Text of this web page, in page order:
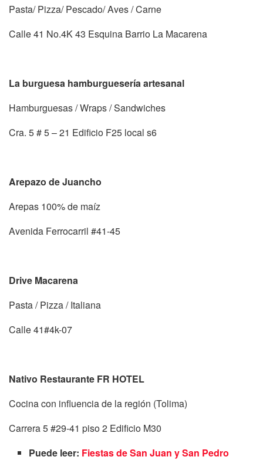
Pasta/ Pizza/ Pescado/ Aves / Carne
Calle 41 No.4K 43 Esquina Barrio La Macarena
La burguesa hamburguesería artesanal
Hamburguesas / Wraps / Sandwiches
Cra. 5 # 5 – 21 Edificio F25 local s6
Arepazo de Juancho
Arepas 100% de maíz
Avenida Ferrocarril #41-45
Drive Macarena
Pasta / Pizza / Italiana
Calle 41#4k-07
Nativo Restaurante FR HOTEL
Cocina con influencia de la región (Tolima)
Carrera 5 #29-41 piso 2 Edificio M30
Puede leer: Fiestas de San Juan y San Pedro